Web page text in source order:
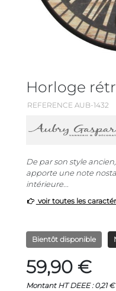
Horloge
REFERENCE AUB-1432
De par son style
apporte une note
intérieure...
voir toutes les
Bientôt disponible
59,90 €
Montant HT DEEE : 0,21 €